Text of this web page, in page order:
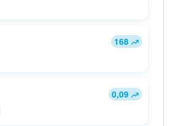
168
0,09